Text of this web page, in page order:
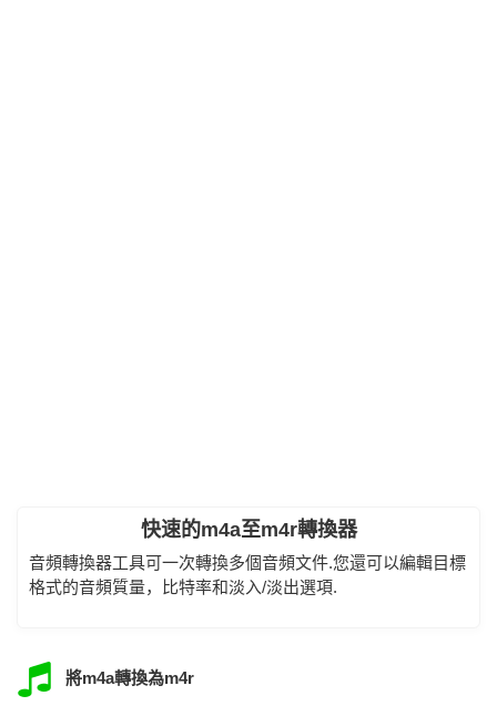
快速的m4a至m4r轉換器
音頻轉換器工具可一次轉換多個音頻文件.您還可以編輯目標
格式的音頻質量，比特率和淡入/淡出選項.
將m4a轉換為m4r